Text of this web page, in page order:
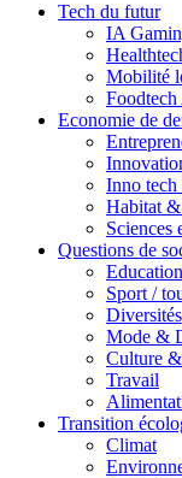
Tech du futur
IA
Mobilité
Economie de
Inno
Habitat
Sciences
Questions de
Sport /
Diversités
Mode &
Culture
Travail
Transition
Climat